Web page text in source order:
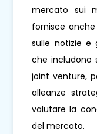
mercato sui
fornisce
sulle notizie e
che includono
joint venture,
alleanze
valutare la
del mercato.